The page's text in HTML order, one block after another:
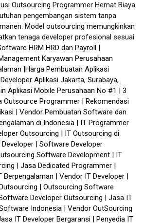
Outsourcing Programmer Hemat Biaya
pengembangan sistem tanpa
Model outsourcing memungkinkan
tenaga developer profesional sesuai